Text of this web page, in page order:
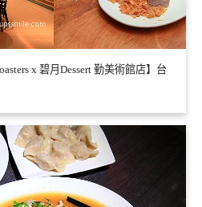
x 碧月Dessert 勤美術館店】台